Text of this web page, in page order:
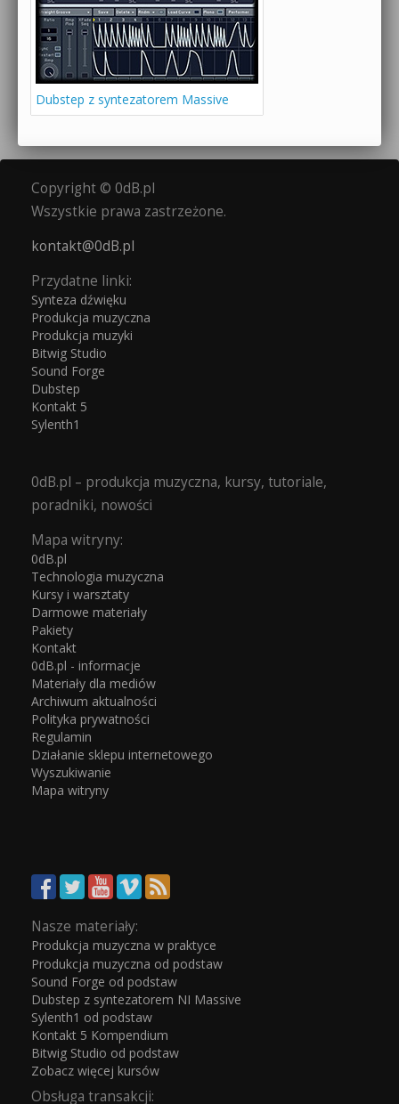
Dubstep z syntezatorem Massive
Copyright © 0dB.pl
Wszystkie prawa zastrzeżone.
kontakt@0dB.pl
Przydatne linki:
Synteza dźwięku
Produkcja muzyczna
Produkcja muzyki
Bitwig Studio
Sound Forge
Dubstep
Kontakt 5
Sylenth1
0dB.pl – produkcja muzyczna, kursy, tutoriale,
poradniki, nowości
Mapa witryny:
0dB.pl
Technologia muzyczna
Kursy i warsztaty
Darmowe materiały
Pakiety
Kontakt
0dB.pl - informacje
Materiały dla mediów
Archiwum aktualności
Polityka prywatności
Regulamin
Działanie sklepu internetowego
Wyszukiwanie
Mapa witryny
Nasze materiały:
Produkcja muzyczna w praktyce
Produkcja muzyczna od podstaw
Sound Forge od podstaw
Dubstep z syntezatorem NI Massive
Sylenth1 od podstaw
Kontakt 5 Kompendium
Bitwig Studio od podstaw
Zobacz więcej kursów
Obsługa transakcji: